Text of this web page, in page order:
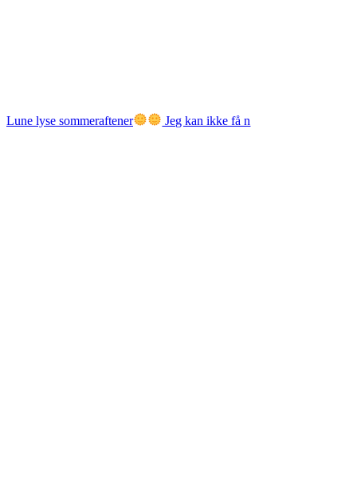
Lune lyse sommeraftener Jeg kan ikke få n